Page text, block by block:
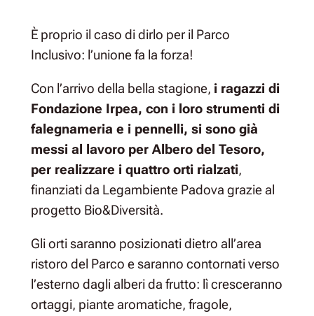
È proprio il caso di dirlo per il Parco
Inclusivo: l’unione fa la forza!
Con l’arrivo della bella stagione, i ragazzi di
Fondazione Irpea, con i loro strumenti di
falegnameria e i pennelli, si sono già
messi al lavoro per Albero del Tesoro,
per realizzare i quattro orti rialzati,
finanziati da Legambiente Padova grazie al
progetto Bio&Diversità.
Gli orti saranno posizionati dietro all’area
ristoro del Parco e saranno contornati verso
l’esterno dagli alberi da frutto: lì cresceranno
ortaggi, piante aromatiche, fragole,